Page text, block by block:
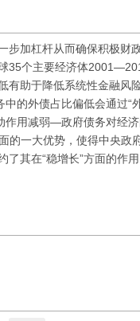
步加杠杆从而确保积极财
35个主要经济体
有助于降低系统性金融风
中的外债占比偏低会通过
作用减弱—政府债务对经
的一大优势，使得中央政
其在“稳增长”方面的作